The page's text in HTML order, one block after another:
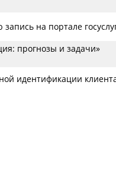
на портале
прогнозы и задачи»
идентификации